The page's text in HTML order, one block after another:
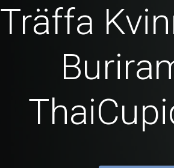
Träffa